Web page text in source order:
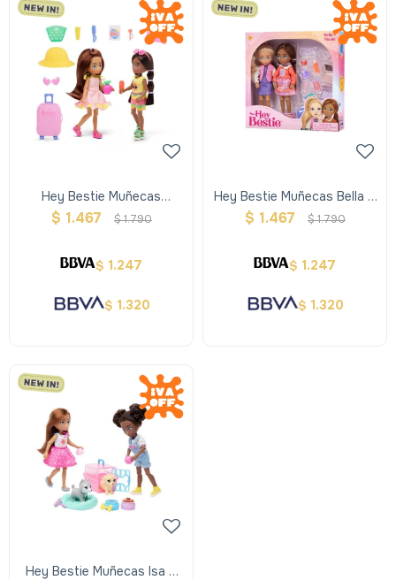
Hey Bestie Muñecas
Jasmine Y Makayla Con
$ 1.467 $1.790
$ 1.247
$ 1.320
Hey Bestie Muñecas Bella Y
Nicole Con Accesorios
$ 1.467 $1.790
$ 1.247
$ 1.320
Hey Bestie Muñecas Isa Y